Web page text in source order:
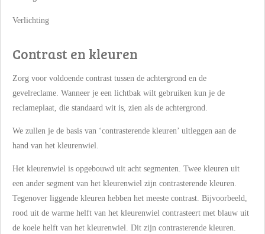
Verlichting
Contrast en kleuren
Zorg voor voldoende contrast tussen de achtergrond en de
gevelreclame. Wanneer je een lichtbak wilt gebruiken kun je de
reclameplaat, die standaard wit is, zien als de achtergrond.
We zullen je de basis van ‘contrasterende kleuren’ uitleggen aan de
hand van het kleurenwiel.
Het kleurenwiel is opgebouwd uit acht segmenten. Twee kleuren uit
een ander segment van het kleurenwiel zijn contrasterende kleuren.
Tegenover liggende kleuren hebben het meeste contrast. Bijvoorbeeld,
rood uit de warme helft van het kleurenwiel contrasteert met blauw uit
de koele helft van het kleurenwiel. Dit zijn contrasterende kleuren.